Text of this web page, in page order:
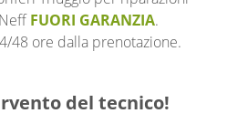
FUORI GARANZIA.
48 ore dalla prenotazione.
del tecnico!